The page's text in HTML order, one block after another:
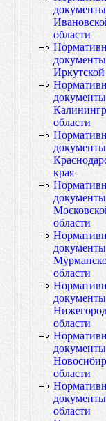
документы
области
документы
Иркутской
документы
области
документы
края
документы
области
документы
области
документы
области
документы
области
области